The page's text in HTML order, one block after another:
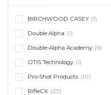
BIRCHWOOD CASEY (1)
Double Alpha (1)
Double-Alpha Academy (6)
OTIS Technology (1)
Pro-Shot Products (10)
RifleCX (27)